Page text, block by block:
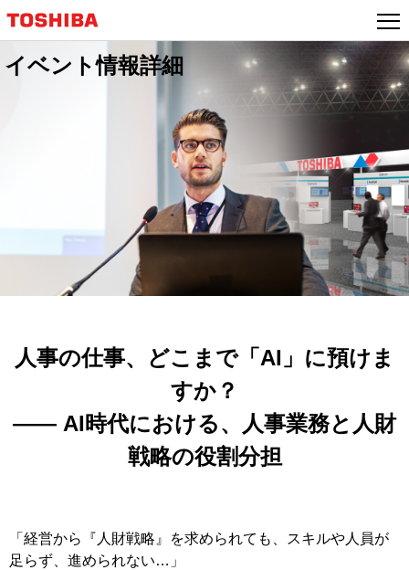
イベント情報詳細
人事の仕事、どこまで「AI」に預けま
すか？
―― AI時代における、人事業務と人財
戦略の役割分担
「経営から『人財戦略』を求められても、スキルや人員が
足らず、進められない…」